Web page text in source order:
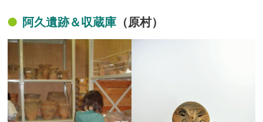
阿久遺跡＆収蔵庫 （原村）